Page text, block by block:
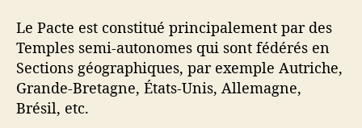
Le Pacte est constitué principalement par des
Temples semi-autonomes qui sont fédérés en
Sections géographiques, par exemple Autriche,
Grande-Bretagne, États-Unis, Allemagne,
Brésil, etc.